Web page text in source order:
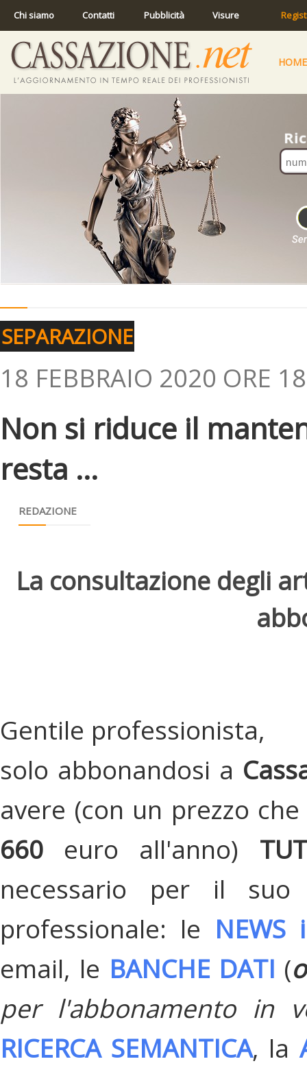
Chi siamo Contatti Pubblicità Visure
HOME
SEPARAZIONE
18 FEBBRAIO 2020 ORE
Non si riduce il
resta ...
REDAZIONE
La consultazione degli
Gentile professionista,
solo abbonandosi a
avere (con un prezzo
660 euro all'anno)
necessario per il suo
professionale: le
email, le BANCHE DATI (
per l'abbonamento in
RICERCA SEMANTICA, la